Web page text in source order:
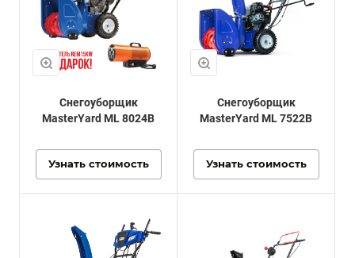
Снегоуборщик
MasterYard ML 8024B
Узнать стоимость
Снегоуборщик
MasterYard ML 7522B
Узнать стоимость